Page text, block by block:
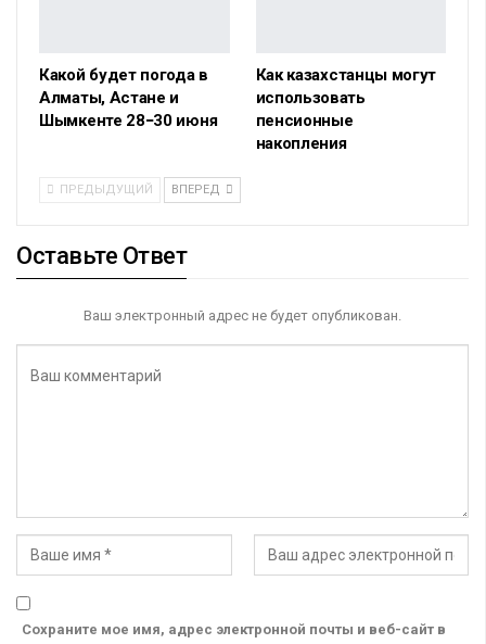
Какой будет погода в
Алматы, Астане и
Шымкенте 28−30 июня
Как казахстанцы могут
использовать
пенсионные
накопления
ПРЕДЫДУЩИЙ ВПЕРЕД
Оставьте Ответ
Ваш электронный адрес не будет опубликован.
Сохраните мое имя, адрес электронной почты и веб-сайт в